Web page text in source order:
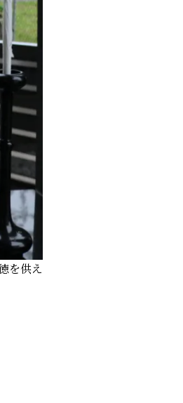
を供え